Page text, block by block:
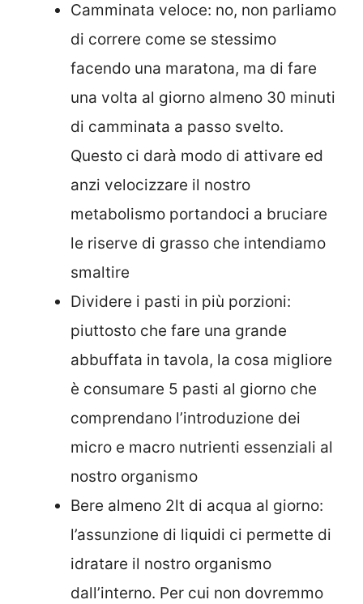
Camminata veloce: no, non parliamo
di correre come se stessimo
facendo una maratona, ma di fare
una volta al giorno almeno 30 minuti
di camminata a passo svelto.
Questo ci darà modo di attivare ed
anzi velocizzare il nostro
metabolismo portandoci a bruciare
le riserve di grasso che intendiamo
smaltire
Dividere i pasti in più porzioni:
piuttosto che fare una grande
abbuffata in tavola, la cosa migliore
è consumare 5 pasti al giorno che
comprendano l’introduzione dei
micro e macro nutrienti essenziali al
nostro organismo
Bere almeno 2lt di acqua al giorno:
l’assunzione di liquidi ci permette di
idratare il nostro organismo
dall’interno. Per cui non dovremmo